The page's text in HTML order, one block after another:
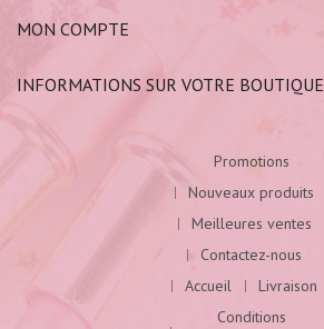
MON COMPTE
INFORMATIONS SUR VOTRE BOUTIQUE
Promotions
Nouveaux produits
Meilleures ventes
Contactez-nous
Accueil
Livraison
Conditions